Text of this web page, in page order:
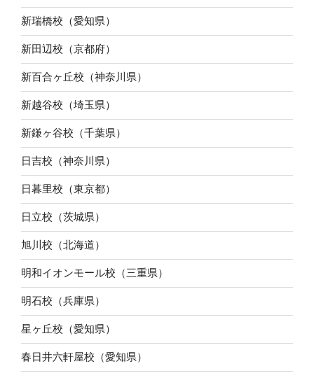
新瑞橋校（愛知県）
新田辺校（京都府）
新百合ヶ丘校（神奈川県）
新越谷校（埼玉県）
新鎌ヶ谷校（千葉県）
日吉校（神奈川県）
日暮里校（東京都）
日立校（茨城県）
旭川校（北海道）
明和イオンモール校（三重県）
明石校（兵庫県）
星ヶ丘校（愛知県）
春日井六軒屋校（愛知県）